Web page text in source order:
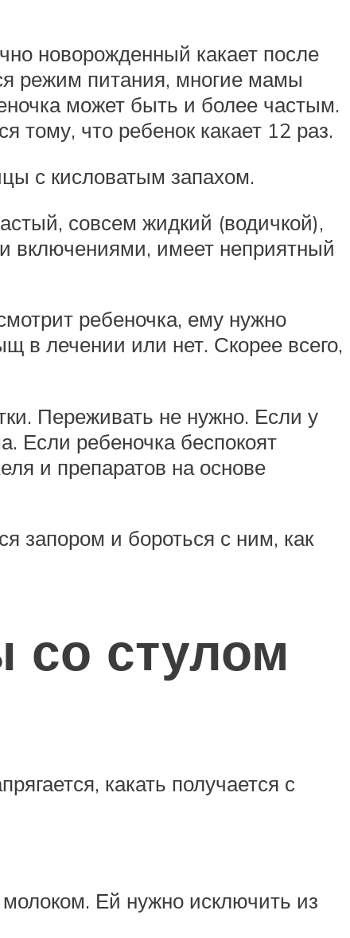
новорожденный какает после
режим питания, многие мамы
может быть и более частым.
тому, что ребенок какает 12 раз.
с кисловатым запахом.
совсем жидкий (водичкой),
включениями, имеет неприятный
ребеночка, ему нужно
в лечении или нет. Скорее всего,
Переживать не нужно. Если у
Если ребеночка беспокоят
и препаратов на основе
запором и бороться с ним, как
со стулом
какать получается с
Ей нужно исключить из